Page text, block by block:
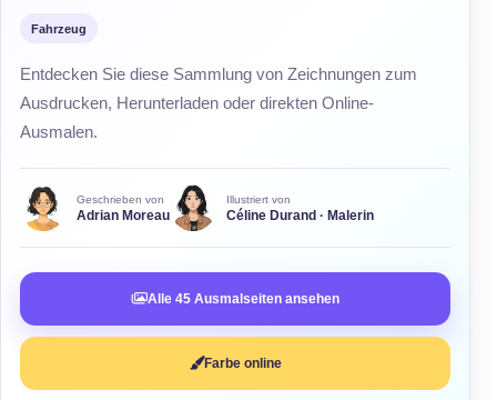
Fahrzeug
Entdecken Sie diese Sammlung von Zeichnungen zum
Ausdrucken, Herunterladen oder direkten Online-
Ausmalen.
Geschrieben von
Adrian Moreau
Illustriert von
Céline Durand · Malerin
Alle 45 Ausmalseiten ansehen
Farbe online